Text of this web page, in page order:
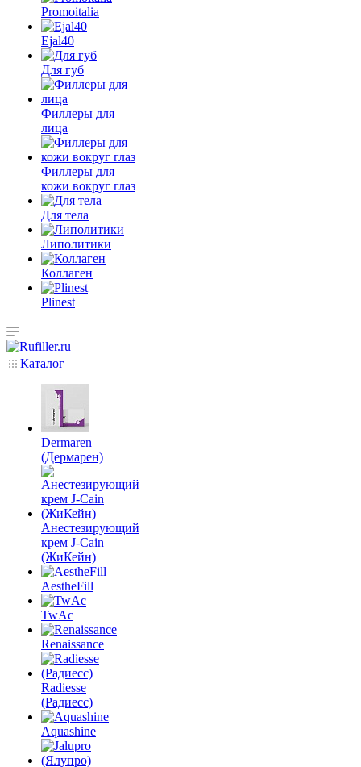
Promoitalia
Ejal40
Для губ
Филлеры для
лица
Филлеры для
кожи вокруг глаз
Для тела
Липолитики
Коллаген
Plinest
Каталог
Dermaren
(Дермарен)
Анестезирующий
крем J-Cain
(ЖиКейн)
AestheFill
TwAc
Renaissance
Radiesse
(Радиесс)
Aquashine